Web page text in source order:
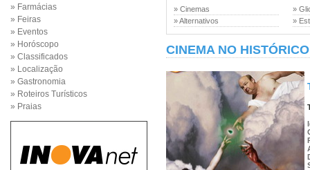
» Farmácias
» Feiras
» Eventos
» Horóscopo
» Classificados
» Localização
» Gastronomia
» Roteiros Turísticos
» Praias
» Cinemas
» Alternativos
»
»
CINEMA NO HISTÓRICO